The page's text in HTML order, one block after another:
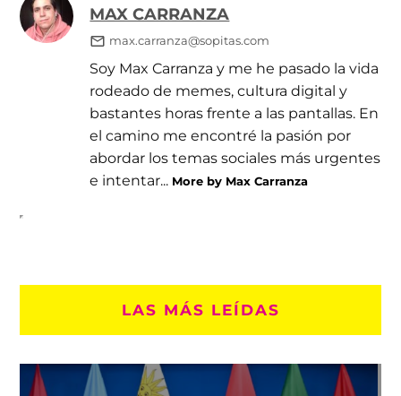
MAX CARRANZA
max.carranza@sopitas.com
Soy Max Carranza y me he pasado la vida
rodeado de memes, cultura digital y
bastantes horas frente a las pantallas. En
el camino me encontré la pasión por
abordar los temas sociales más urgentes
e intentar... More by Max Carranza
LAS MÁS LEÍDAS